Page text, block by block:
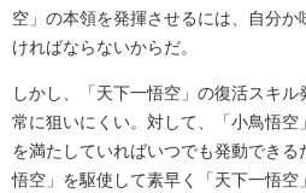
空」の本領を発揮させるには、自分
ければならないからだ。
しかし、「天下一悟空」の復活スキ
常に狙いにくい。対して、「小鳥悟
を満たしていればいつでも発動でき
悟空」を駆使して素早く「天下一悟空